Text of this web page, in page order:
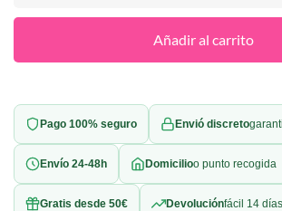
Añadir al carrito
Pago 100% seguro Envió discreto
Envío 24-48h Domicilioo punto recogida
Gratis desde 50€ Devoluciónfácil 14 días